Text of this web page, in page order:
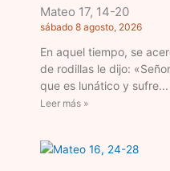
Mateo 17, 14-20
sábado 8 agosto, 2026
En aquel tiempo, se
de rodillas le dijo:
que es lunático y sufre
Leer más »